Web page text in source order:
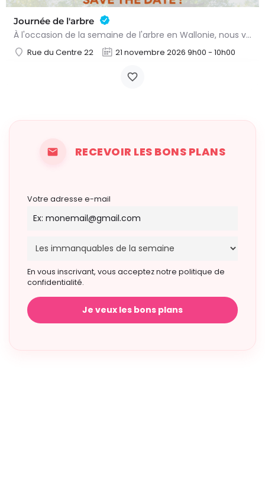
Journée de l'arbre
À l'occasion de la semaine de l'arbre en Wallonie, nous vous proposons l'annuelle distribution gratuite des…
Rue du Centre 22 21 novembre 2026 9h00 - 10h00
RECEVOIR LES BONS PLANS
Votre adresse e-mail
En vous inscrivant, vous acceptez notre politique de
confidentialité.